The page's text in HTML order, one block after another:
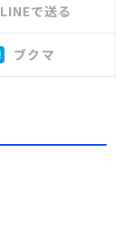
LINEで送る
ブクマ